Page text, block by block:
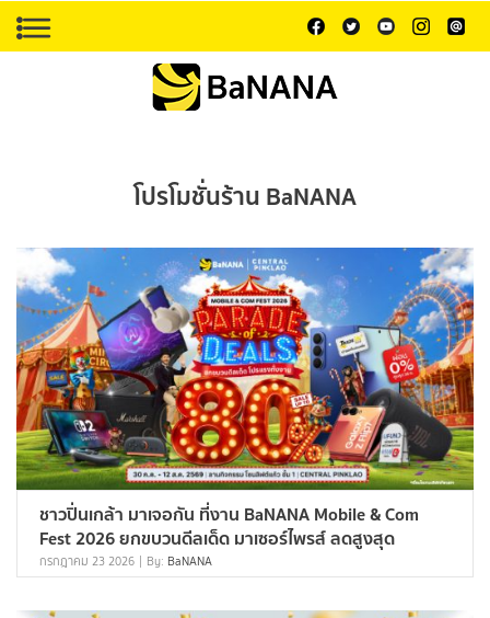
โปรโมชั่นร้าน BaNANA
ชาวปิ่นเกล้า มาเจอกัน ที่งาน BaNANA Mobile & Com
Fest 2026 ยกขบวนดีลเด็ด มาเซอร์ไพรส์ ลดสูงสุด
กรกฎาคม 23 2026 By: BaNANA